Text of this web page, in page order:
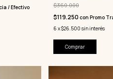
/ Efectivo
$360.000
$119.250 con Promo
6 x$26.500 sin interés
Comprar